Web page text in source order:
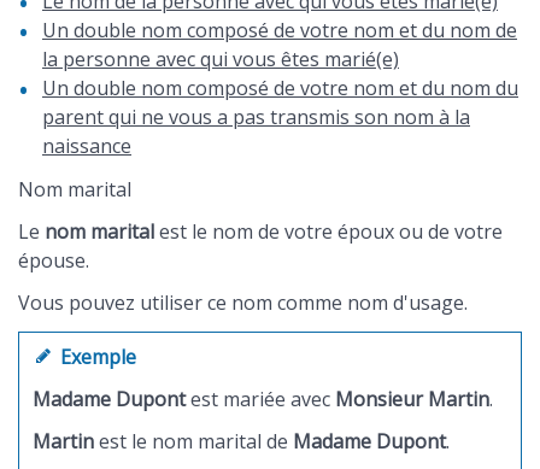
Un double nom composé de votre nom et du nom de
la personne avec qui vous êtes marié(e)
Un double nom composé de votre nom et du nom du
parent qui ne vous a pas transmis son nom à la
naissance
Nom marital
Le nom maritalest le nom de votre époux ou de votre
épouse.
Vous pouvez utiliser ce nom comme nom d'usage.
Exemple
Madame Dupontest mariée avec Monsieur Martin.
Martinest le nom marital de Madame Dupont.